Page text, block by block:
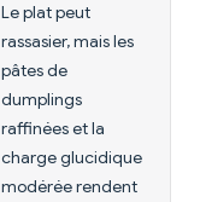
Le plat peut
rassasier, mais les
pâtes de
dumplings
raffinées et la
charge glucidique
modérée rendent